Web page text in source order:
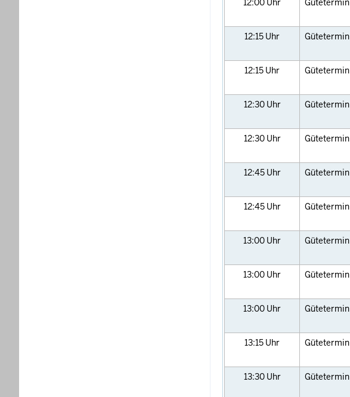
12:00 Uhr Gütetermin
12:15 Uhr Gütetermin
12:15 Uhr Gütetermin
12:30 Uhr Gütetermin
12:30 Uhr Gütetermin
12:45 Uhr Gütetermin
12:45 Uhr Gütetermin
13:00 Uhr Gütetermin
13:00 Uhr Gütetermin
13:00 Uhr Gütetermin
13:15 Uhr Gütetermin
13:30 Uhr Gütetermin